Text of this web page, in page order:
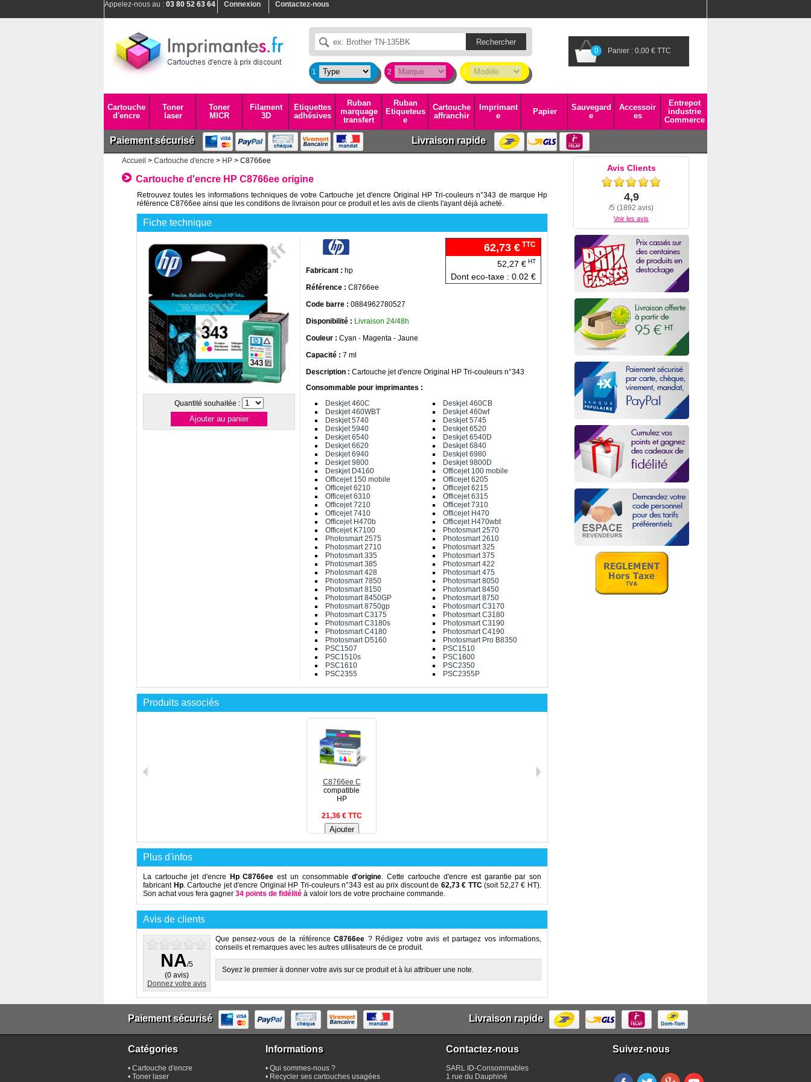
Appelez-nous au : 03 80 52 63 64 Connexion Contactez-nous
1 2 3
0 Panier : 0,00 € TTC
Cartouche
d'encre
Toner
laser
Toner
MICR
Filament
3D
Etiquettes
adhésives
Ruban
marquage
transfert
Ruban
Etiqueteus
e
Cartouche
affranchir
Imprimant
e
Papier
Sauvegard
e
Accessoir
es
Entrepot
industrie
Commerce
Paiement sécurisé Livraison rapide
Accueil > Cartouche d'encre > HP > C8766ee
Cartouche d'encre HP C8766ee origine
Retrouvez toutes les informations techniques de votre Cartouche jet d'encre Original HP Tri-couleurs n°343 de marque Hp
référence C8766ee ainsi que les conditions de livraison pour ce produit et les avis de clients l'ayant déjà acheté.
Fiche technique
Quantité souhaitée :
62,73 € TTC
52,27 € HT
Dont eco-taxe : 0.02 €
Fabricant : hp
Référence : C8766ee
Code barre : 0884962780527
Disponibilité : Livraison 24/48h
Couleur : Cyan - Magenta - Jaune
Capacité : 7 ml
Description : Cartouche jet d'encre Original HP Tri-couleurs n°343
Consommable pour imprimantes :
Deskjet 460C
Deskjet 460CB
Deskjet 460WBT
Deskjet 460wf
Deskjet 5740
Deskjet 5745
Deskjet 5940
Deskjet 6520
Deskjet 6540
Deskjet 6540D
Deskjet 6620
Deskjet 6840
Deskjet 6940
Deskjet 6980
Deskjet 9800
Deskjet 9800D
Deskjet D4160
Officejet 100 mobile
Officejet 150 mobile
Officejet 6205
Officejet 6210
Officejet 6215
Officejet 6310
Officejet 6315
Officejet 7210
Officejet 7310
Officejet 7410
Officejet H470
Officejet H470b
Officejet H470wbt
Officejet K7100
Photosmart 2570
Photosmart 2575
Photosmart 2610
Photosmart 2710
Photosmart 325
Photosmart 335
Photosmart 375
Photosmart 385
Photosmart 422
Photosmart 428
Photosmart 475
Photosmart 7850
Photosmart 8050
Photosmart 8150
Photosmart 8450
Photosmart 8450GP
Photosmart 8750
Photosmart 8750gp
Photosmart C3170
Photosmart C3175
Photosmart C3180
Photosmart C3180s
Photosmart C3190
Photosmart C4180
Photosmart C4190
Photosmart D5160
Photosmart Pro B8350
PSC1507
PSC1510
PSC1510s
PSC1600
PSC1610
PSC2350
PSC2355
PSC2355P
Produits associés
C8766ee C
compatible
HP
21,36 € TTC
Plus d'infos
La cartouche jet d'encre Hp C8766ee est un consommabled'origine . Cette cartouche d'encre est garantie par son
fabricantHp. Cartouche jet d'encre Original HP Tri-couleurs n°343 est au prix discount de 62,73 € TTC(soit 52,27 € HT).
Son achat vous fera gagner 34 points de fidélité à valoir lors de votre prochaine commande.
Avis de clients
NA/5
(0 avis)
Donnez votre avis
Que pensez-vous de la référenceC8766ee ? Rédigez votre avis et partagez vos informations,
conseils et remarques avec les autres utilisateurs de ce produit.
Soyez le premier à donner votre avis sur ce produit et à lui attribuer une note.
Avis Clients
4,9
/5 (1892 avis)
Voir les avis
Paiement sécurisé Livraison rapide
Catégories
• Cartouche d'encre
• Toner laser
Informations
• Qui sommes-nous ?
• Recycler ses cartouches usagées
Contactez-nous
SARL ID-Consommables
1 rue du Dauphiné
Suivez-nous